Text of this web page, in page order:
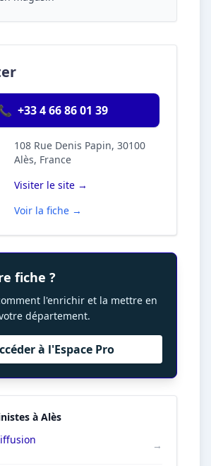
+33 4 66 86 01 39
108 Rue Denis Papin, 30100
Alès, France
Visiter le site →
Voir la fiche →
fiche ?
l'enrichir et la mettre en
département.
à l'Espace Pro
à Alès
→